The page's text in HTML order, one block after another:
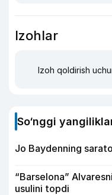
Izohlar
Izoh qoldirish
So‘nggi
Jo Baydenning
“Barselona”
usulini topdi